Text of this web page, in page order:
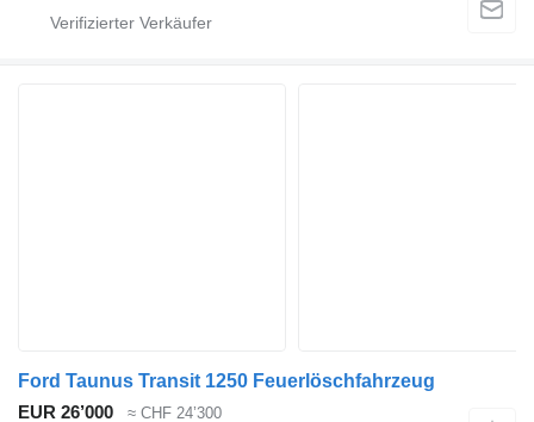
Ford Taunus Transit 1250 Feuerlöschfahrzeug
EUR 26’000
≈ CHF 24’300